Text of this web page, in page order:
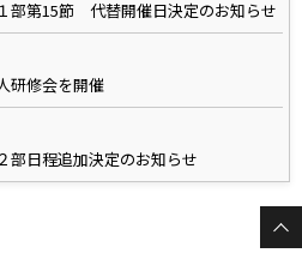
部第15節 代替開催日決定のお知らせ
研修会を開催
部日程追加決定のお知らせ